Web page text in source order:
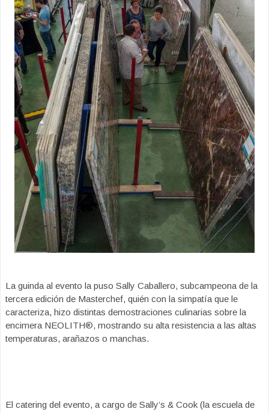
La guinda al evento la puso Sally Caballero, subcampeona de la
tercera edición de Masterchef, quién con la simpatía que le
caracteriza, hizo distintas demostraciones culinarias sobre la
encimera NEOLITH®, mostrando su alta resistencia a las altas
temperaturas, arañazos o manchas.
El catering del evento, a cargo de Sally’s & Cook (la escuela de